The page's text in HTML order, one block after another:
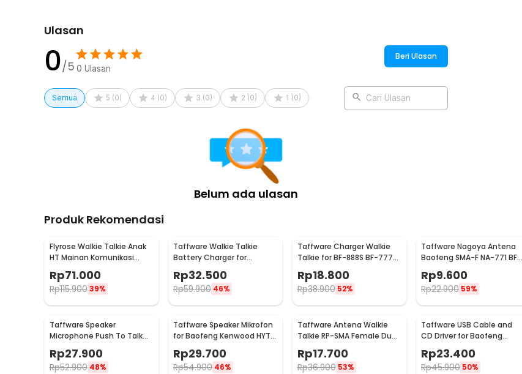
Rincian yang Anda dapatkan untuk pembelian produk ini:
Ulasan
0/5 0 Ulasan
Beri Ulasan
Semua 5 (0) 4 (0) 3 (0) 2 (0) 1 (0) Cari Ulasan
Belum ada ulasan
Produk Rekomendasi
Flyrose Walkie Talkie Anak
HT Mainan Komunikasi
6C2
Rp71.000
Rp115.900 39%
Taffware Walkie Talkie
Battery Charger for
Baofeng Pofung BF-UV82 -
CH-8
Rp32.500
Rp59.900 46%
Taffware Charger Walkie
Talkie for BF-888S BF-777S
BF-666S UFO-1
Rp18.800
Rp38.900 52%
Taffware Nagoya Antena
Baofeng SMA-F NA-771 BF-
UV5R 888S UFO-1 UV5RE
Rp9.600
Rp22.900 59%
Taffware Speaker
Microphone Push To Talk
Talkie - RS-114
Rp27.900
Rp52.900 48%
Taffware Speaker Mikrofon
for Baofeng Kenwood HYT
Rp29.700
Rp54.900 46%
Taffware Antena Walkie
Talkie RP-SMA Female Dual
UT-106UV
Rp17.700
Rp36.900 53%
Taffware USB Cable and
CD Driver for Baofeng
Pofung Walkie Talkie
Rp23.400
Rp45.900 50%